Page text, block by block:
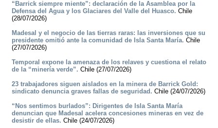
“Barrick siempre miente”: declaración de la Asamblea por la
Defensa del Agua y los Glaciares del Valle del Huasco. Chile
(28/07/2026)
Madesal y el negocio de las tierras raras: las inversiones que su
presidente omitió ante la comunidad de Isla Santa María. Chile
(27/07/2026)
Temporal expone la amenaza de los relaves y cuestiona el relato
de la “minería verde”. Chile (27/07/2026)
23 trabajadores siguen aislados en la minera de Barrick Gold:
sindicato denuncia graves fallas de seguridad. Chile (24/07/2026)
“Nos sentimos burlados”: Dirigentes de Isla Santa María
denuncian que Madesal acelera concesiones mineras en vez de
desistir de ellas. Chile (24/07/2026)